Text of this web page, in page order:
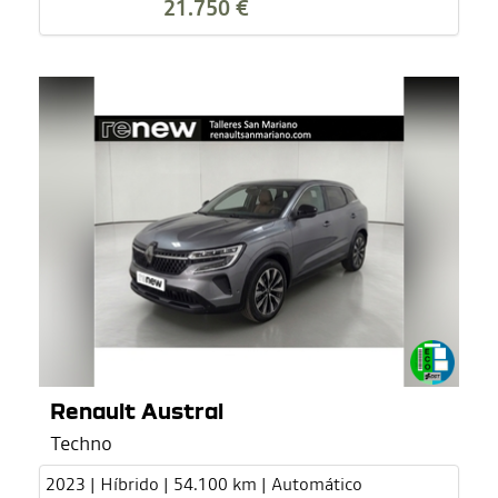
21.750 €
Renault Austral
Techno
2023 | Híbrido | 54.100 km | Automático